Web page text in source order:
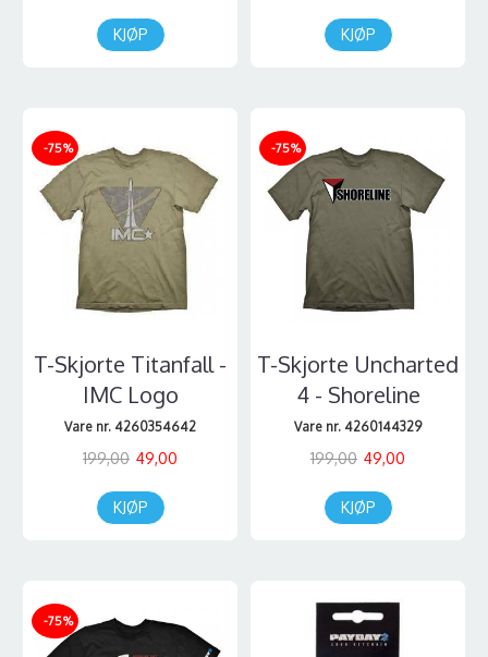
KJØP KJØP
-75%
T-Skjorte Titanfall -
IMC Logo
Vare nr. 4260354642
199,00 49,00
KJØP
-75%
T-Skjorte Uncharted
4 - Shoreline
Vare nr. 4260144329
199,00 49,00
KJØP
-75%